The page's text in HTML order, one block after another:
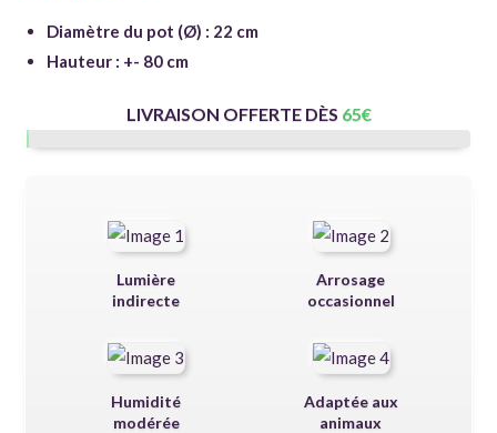
Diamètre du pot (Ø) : 22 cm
Hauteur : +- 80 cm
LIVRAISON OFFERTE DÈS 65€
Lumière
indirecte
Arrosage
occasionnel
Humidité
modérée
Adaptée aux
animaux